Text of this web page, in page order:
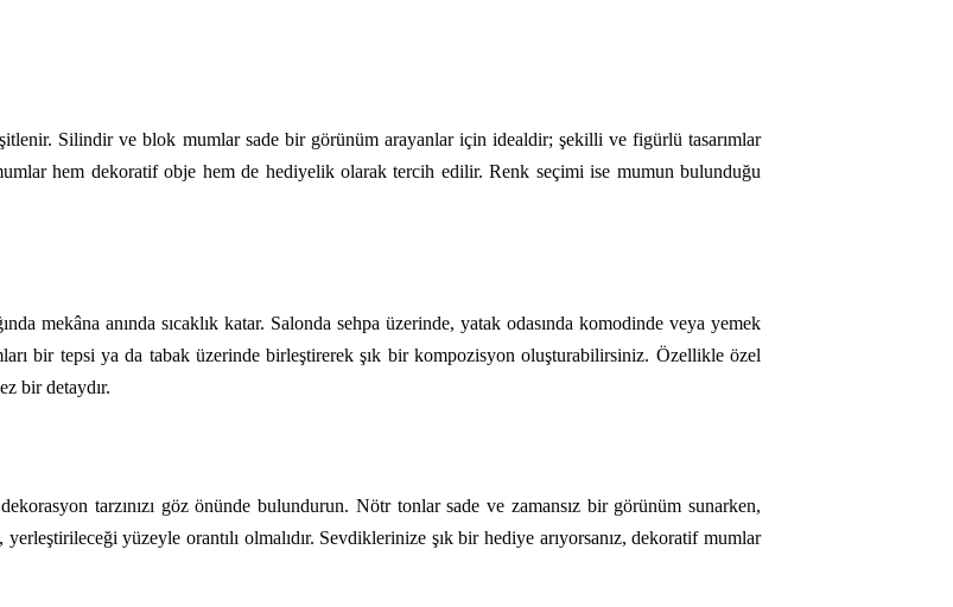
Silindir ve blok mumlar sade bir görünüm arayanlar için idealdir; şekilli ve figürlü tasarımlar
hem dekoratif obje hem de hediyelik olarak tercih edilir. Renk seçimi ise mumun bulunduğu
mekâna anında sıcaklık katar. Salonda sehpa üzerinde, yatak odasında komodinde veya yemek
bir tepsi ya da tabak üzerinde birleştirerek şık bir kompozisyon oluşturabilirsiniz. Özellikle özel
bir detaydır.
tarzınızı göz önünde bulundurun. Nötr tonlar sade ve zamansız bir görünüm sunarken,
yüzeyle orantılı olmalıdır. Sevdiklerinize şık bir hediye arıyorsanız, dekoratif mumlar